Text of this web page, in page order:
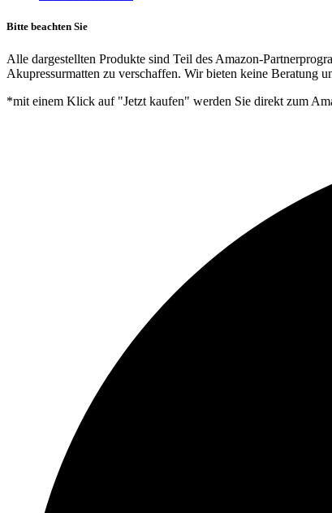
Bitte beachten Sie
Alle dargestellten Produkte sind Teil des Amazon-
Akupressurmatten zu verschaffen. Wir bieten keine Beratung
*mit einem Klick auf "Jetzt kaufen" werden Sie direkt zum